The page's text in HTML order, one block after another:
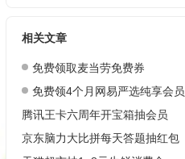
相关文章
免费领取麦当劳免费券
免费领4个月网易严选纯享会员
腾讯王卡六周年开宝箱抽会员
京东脑力大比拼每天答题抽红包